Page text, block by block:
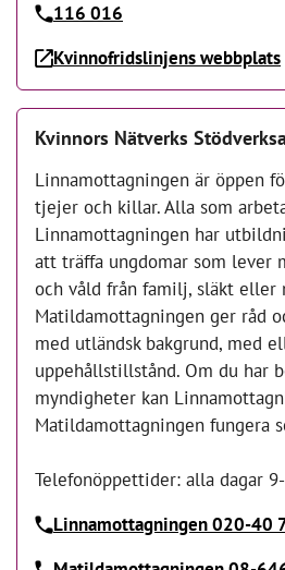
116 016
Kvinnofridslinjens webbplats
Kvinnors Nätverks
Linnamottagningen är öppen
tjejer och killar. Alla som
Linnamottagningen har
att träffa ungdomar som lever
och våld från familj, släkt eller
Matildamottagningen ger råd
med utländsk bakgrund, med
uppehållstillstånd. Om du har
myndigheter kan
Matildamottagningen fungera
Telefonöppettider: alla dagar
Linnamottagningen 020-40